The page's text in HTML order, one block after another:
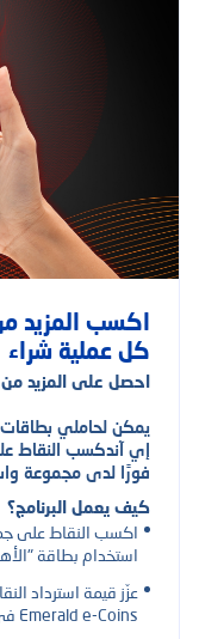
كل عملية شراء
احصل على المزيد
يمكن لحاملي بطاقات
إي آندكسب النقاط
فورًا لدى مجموعة
كيف يعمل البرنامج؟
اكسب النقاط على
استخدام بطاقة
عزّز قيمة استرداد
Emerald e-Coins في رصيد واحد.